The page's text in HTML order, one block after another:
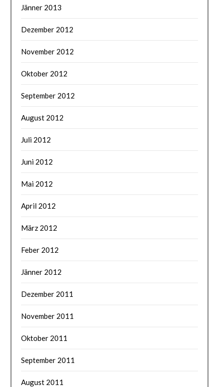
Jänner 2013
Dezember 2012
November 2012
Oktober 2012
September 2012
August 2012
Juli 2012
Juni 2012
Mai 2012
April 2012
März 2012
Feber 2012
Jänner 2012
Dezember 2011
November 2011
Oktober 2011
September 2011
August 2011